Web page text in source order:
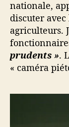
nationale,
discuter
agriculteurs.
prudents ».
« caméra